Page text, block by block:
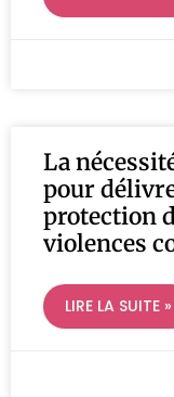
La
pour
protection
violences
LIRE LA SUITE »